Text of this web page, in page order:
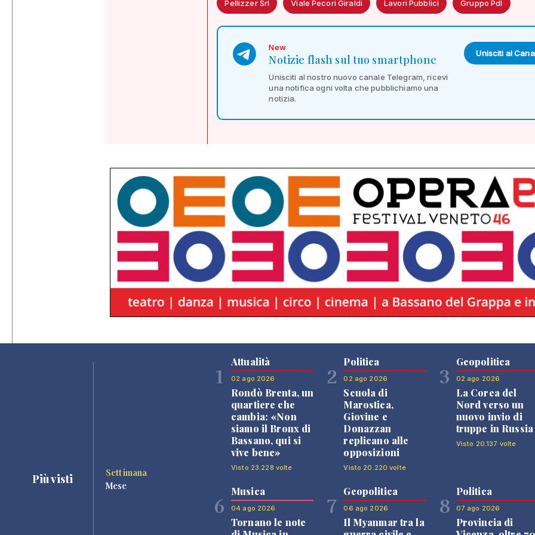
Pellizzer Srl Viale Pecori Giraldi Lavori Pubblici Gruppo Pdl
New
Notizie flash sul tuo smartphone
Unisciti al nostro nuovo canale Telegram, ricevi
una notifica ogni volta che pubblichiamo una
notizia.
Unisciti al
Più visti
Settimana
Mese
1
Attualità
02 ago 2026
Rondò Brenta, un
quartiere che
cambia: «Non
siamo il Bronx di
Bassano, qui si
vive bene»
Visto 23.228 volte
2
Politica
02 ago 2026
Scuola di
Marostica,
Giovine e
Donazzan
replicano alle
opposizioni
Visto 20.220 volte
3
Geopolitica
02 ago 2026
La Corea del
Nord verso un
nuovo invio di
truppe in Russia
Visto 20.137 volte
6
Musica
04 ago 2026
Tornano le note
7
Geopolitica
06 ago 2026
Il Myanmar tra la
8
Politica
07 ago 2026
Provincia di